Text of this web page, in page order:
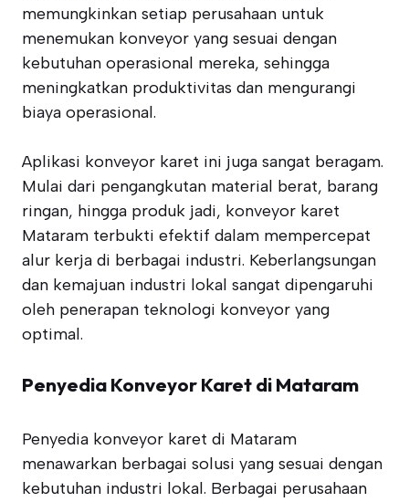
memungkinkan setiap perusahaan untuk
menemukan konveyor yang sesuai dengan
kebutuhan operasional mereka, sehingga
meningkatkan produktivitas dan mengurangi
biaya operasional.
Aplikasi konveyor karet ini juga sangat beragam.
Mulai dari pengangkutan material berat, barang
ringan, hingga produk jadi, konveyor karet
Mataram terbukti efektif dalam mempercepat
alur kerja di berbagai industri. Keberlangsungan
dan kemajuan industri lokal sangat dipengaruhi
oleh penerapan teknologi konveyor yang
optimal.
Penyedia Konveyor Karet di Mataram
Penyedia konveyor karet di Mataram
menawarkan berbagai solusi yang sesuai dengan
kebutuhan industri lokal. Berbagai perusahaan